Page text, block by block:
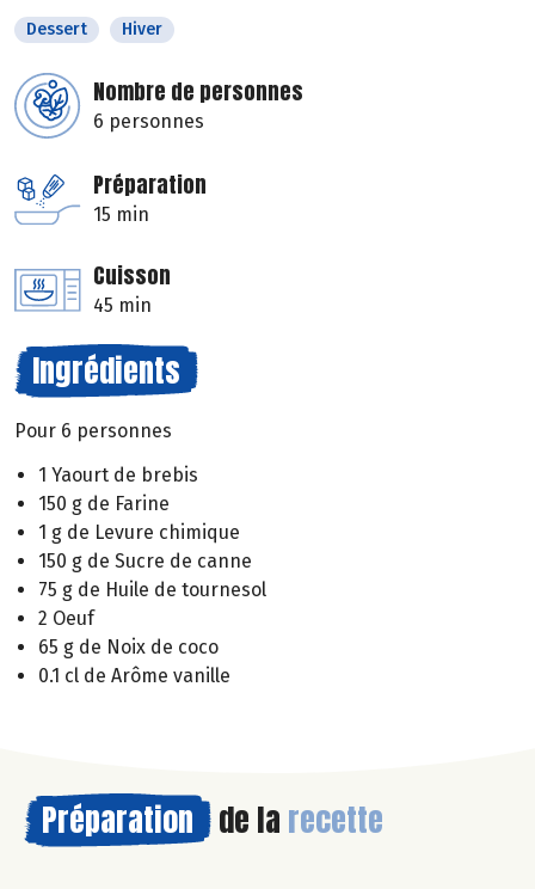
Dessert Hiver
Nombre de personnes
6 personnes
Préparation
15 min
Cuisson
45 min
Ingrédients
Pour 6 personnes
1 Yaourt de brebis
150 g de Farine
1 g de Levure chimique
150 g de Sucre de canne
75 g de Huile de tournesol
2 Oeuf
65 g de Noix de coco
0.1 cl de Arôme vanille
Préparation de la recette